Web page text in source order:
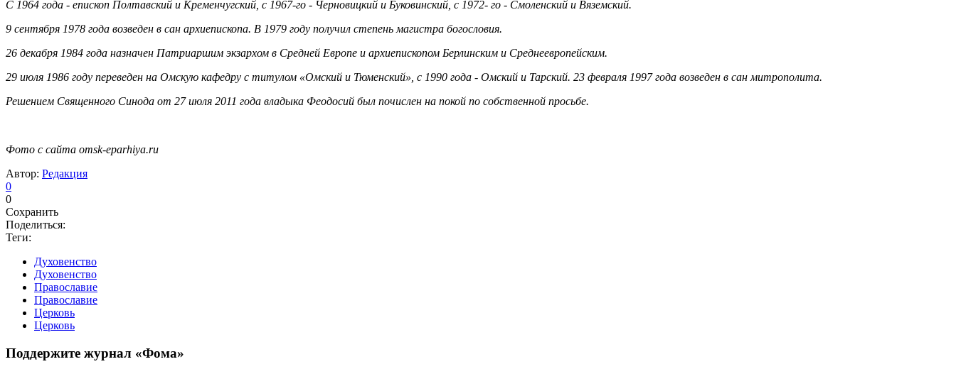
С 1964 года - епископ Полтавский и Кременчугский, с 1967-го - Черновицкий и Буковинский, с 1972- го - Смоленский и Вяземский.
9 сентября 1978 года возведен в сан архиепископа. В 1979 году получил степень магистра богословия.
26 декабря 1984 года назначен Патриаршим экзархом в Средней Европе и архиепископом Берлинским и Среднеевропейским.
29 июля 1986 году переведен на Омскую кафедру с титулом «Омский и Тюменский», с 1990 года - Омский и Тарский. 23 февраля 1997 года возведен в сан митрополита.
Решением Священного Синода от 27 июля 2011 года владыка Феодосий был почислен на покой по собственной просьбе.
Фото с сайта omsk-eparhiya.ru
Автор: Редакция
0
0
Сохранить
Поделиться:
Теги:
Духовенство
Духовенство
Православие
Православие
Церковь
Церковь
Поддержите журнал «Фома»